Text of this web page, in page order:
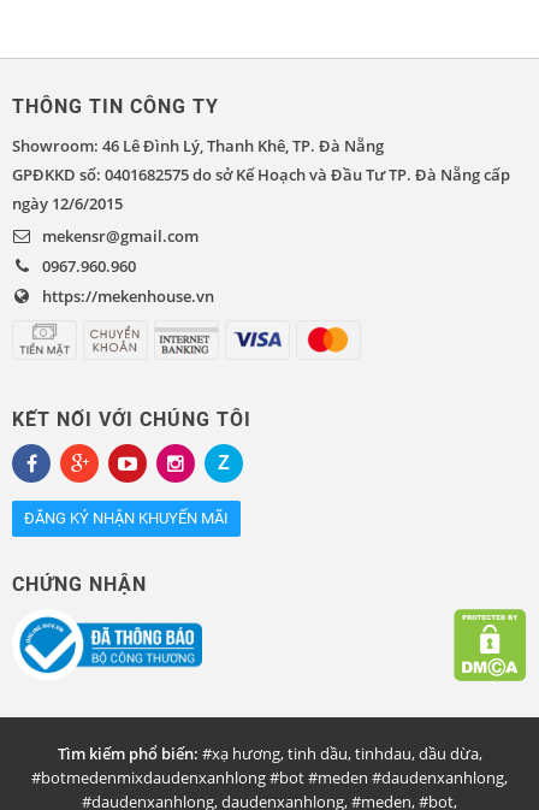
THÔNG TIN CÔNG TY
Showroom: 46 Lê Đình Lý, Thanh Khê, TP. Đà Nẵng
GPĐKKD số: 0401682575 do sở Kế Hoạch và Đầu Tư TP. Đà Nẵng cấp
ngày 12/6/2015
mekensr@gmail.com
0967.960.960
https://mekenhouse.vn
KẾT NỐI VỚI CHÚNG TÔI
ĐĂNG KÝ NHẬN KHUYẾN MÃI
CHỨNG NHẬN
Tìm kiếm phổ biến: #xạ hương,tinh dầu,tinhdau,dầu dừa,
#botmedenmixdaudenxanhlong #bot #meden #daudenxanhlong,
#daudenxanhlong,daudenxanhlong,#meden,#bot,